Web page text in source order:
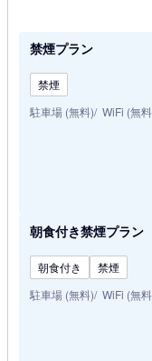
禁煙プラン
禁煙
駐車場 (無料) WiFi (無
朝食付き禁煙プラン
朝食付き
禁煙
駐車場 (無料) WiFi (無